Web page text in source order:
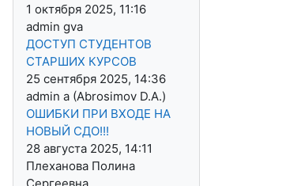
1 октября 2025, 11:16
admin gva
ДОСТУП СТУДЕНТОВ
СТАРШИХ КУРСОВ
25 сентября 2025, 14:36
admin a (Abrosimov D.A.)
ОШИБКИ ПРИ ВХОДЕ НА
НОВЫЙ СДО!!!
28 августа 2025, 14:11
Плеханова Полина